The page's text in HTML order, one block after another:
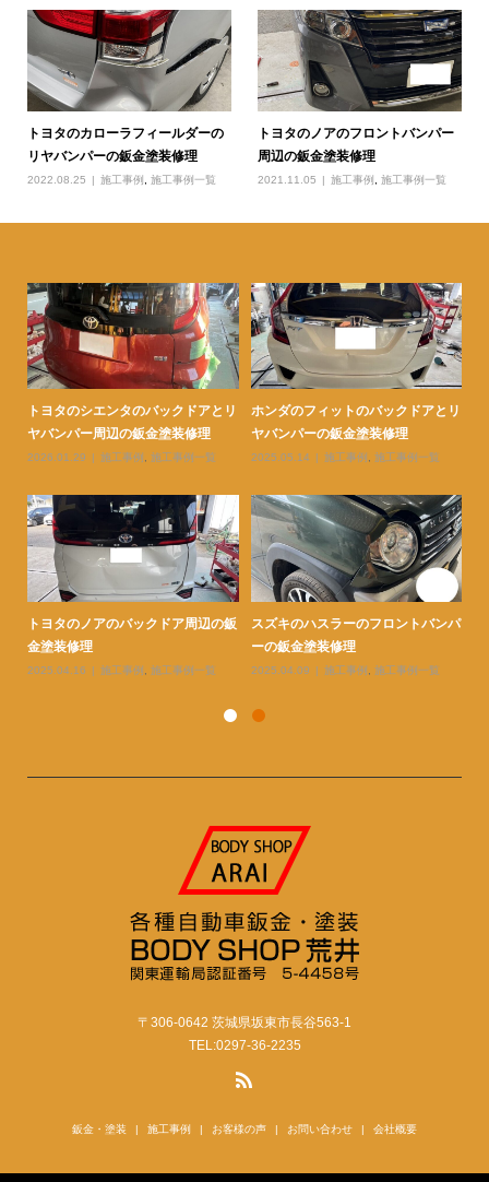
トヨタのカローラフィールダーの
リヤバンパーの鈑金塗装修理
2022.08.25 施工事例 施工事例一覧
トヨタのノアのフロントバンパー
周辺の鈑金塗装修理
2021.11.05 施工事例 ,施工事例一覧
トヨタのシエンタのバックドアとリ
ヤバンパー周辺の鈑金塗装修理
2026.01.29 施工事例 施工事例一覧
ホンダのフィットのバックドアとリ
ヤバンパーの鈑金塗装修理
2025.05.14 施工事例 施工事例一覧
トヨタのノアのバックドア周辺の鈑
金塗装修理
2025.04.16 施工事例 施工事例一覧
スズキのハスラーのフロントバンパ
ーの鈑金塗装修理
2025.04.09 施工事例 施工事例一覧
〒306-0642 茨城県坂東市長谷563-1
TEL:0297-36-2235
鈑金・塗装 施工事例 お客様の声 お問い合わせ 会社概要